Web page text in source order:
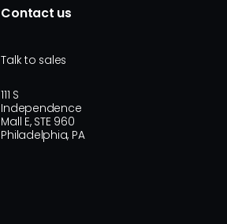
Contact us
Talk to sales
111 S
Independence
Mall E, STE 960
Philadelphia, PA